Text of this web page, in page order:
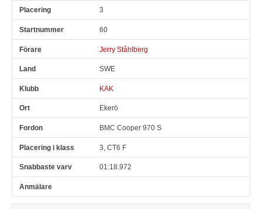
3
60
Jerry Ståhlberg
SWE
KAK
Ekerö
BMC Cooper 970 S
3, CT6 F
01:18.972